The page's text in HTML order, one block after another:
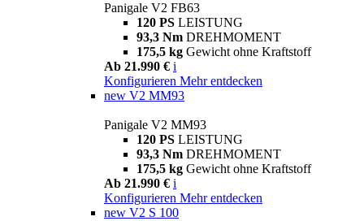
Panigale V2 FB63
120 PS LEISTUNG
93,3 Nm DREHMOMENT
175,5 kg Gewicht ohne Kraftstoff
Ab 21.990 € i
Konfigurieren Mehr entdecken
new V2 MM93
Panigale V2 MM93
120 PS LEISTUNG
93,3 Nm DREHMOMENT
175,5 kg Gewicht ohne Kraftstoff
Ab 21.990 € i
Konfigurieren Mehr entdecken
new V2 S 100